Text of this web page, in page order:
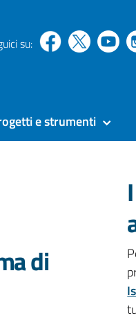
su:
e strumenti
di